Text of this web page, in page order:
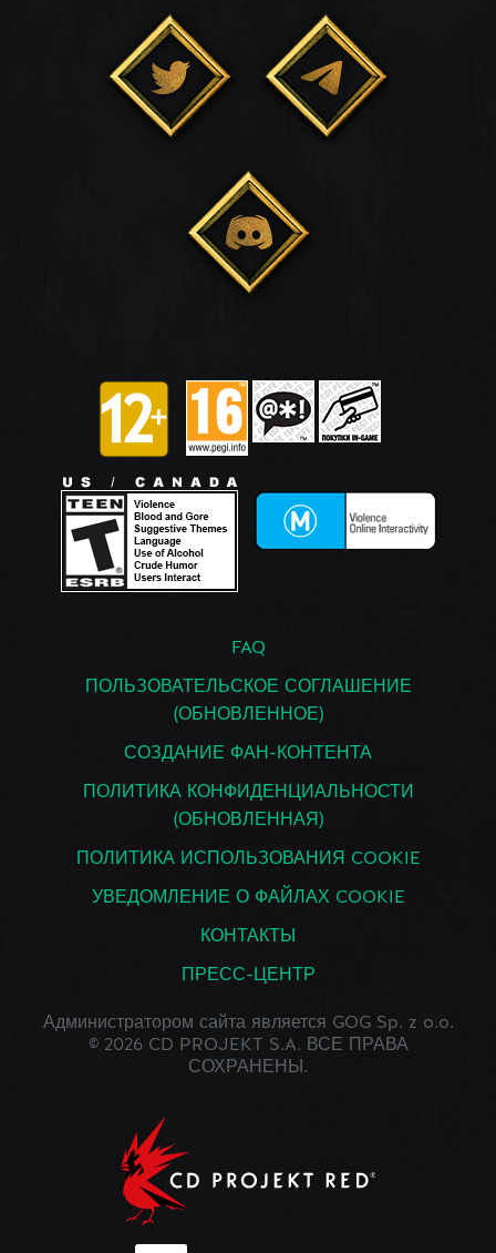
FAQ
ПОЛЬЗОВАТЕЛЬСКОЕ СОГЛАШЕНИЕ
(ОБНОВЛЕННОЕ)
СОЗДАНИЕ ФАН-КОНТЕНТА
ПОЛИТИКА КОНФИДЕНЦИАЛЬНОСТИ
(ОБНОВЛЕННАЯ)
ПОЛИТИКА ИСПОЛЬЗОВАНИЯ COOKIE
УВЕДОМЛЕНИЕ О ФАЙЛАХ COOKIE
КОНТАКТЫ
ПРЕСС-ЦЕНТР
Администратором сайта является GOG Sp. z o.o.
© 2026 CD PROJEKT S.A. ВСЕ ПРАВА
СОХРАНЕНЫ.